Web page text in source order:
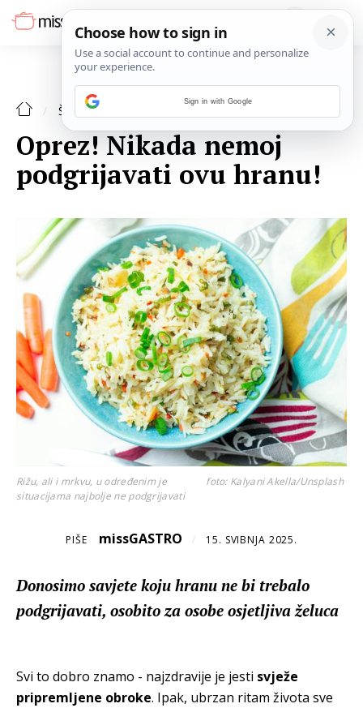
ŠPAJZA
Oprez! Nikada nemoj
podgrijavati ovu hranu!
Rižu, ali i mrkvu, u određenim je
situacijama najbolje ne podgrijavati
foto: Kalyani Akella/Unsplash
PIŠE missGASTRO / 15. SVIBNJA 2025.
Donosimo savjete koju hranu ne bi trebalo
podgrijavati, osobito za osobe osjetljiva želuca
Svi to dobro znamo - najzdravije je jesti svježe
pripremljene obroke. Ipak, ubrzan ritam života sve
Sign in with Google